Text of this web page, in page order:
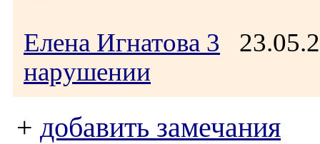
Елена Игнатова 3
нарушении
+ добавить замечания